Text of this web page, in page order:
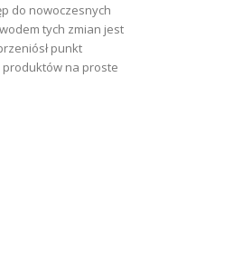
do nowoczesnych
tych zmian jest
punkt
produktów na proste